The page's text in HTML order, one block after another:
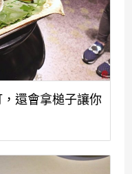
還會拿槌子讓你